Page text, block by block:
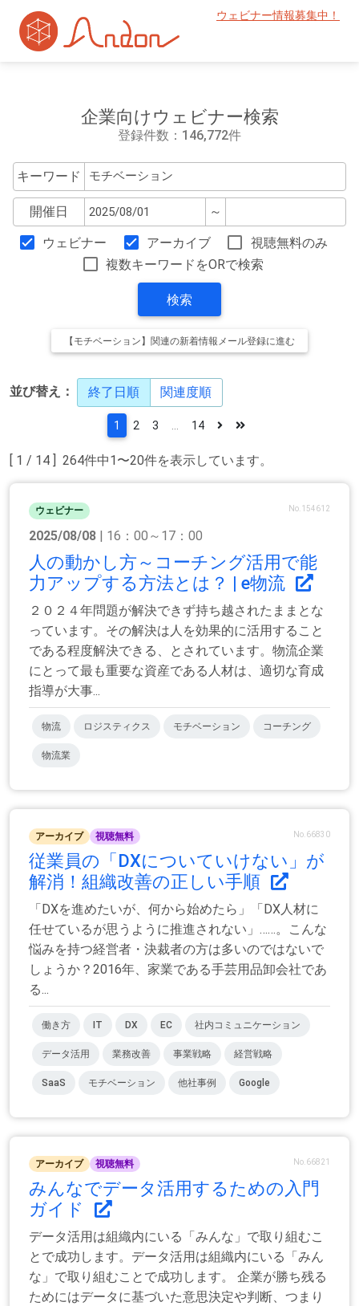
ウェビナー情報募集中！
企業向けウェビナー検索
登録件数：146,772件
キーワード
開催日 ～
ウェビナー アーカイブ
視聴無料のみ
複数キーワードをORで検索
検索
【モチベーション】関連の新着情報メール登録に進む
並び替え： 終了日順 関連度順
[ 1 / 14 ] 264件中1〜20件を表示しています。
1 2 3 14
ウェビナー No.154612
2025/08/08 | 16：00～17：00
人の動かし方～コーチング活用で能
力アップする方法とは？ | e物流
２０２４年問題が解決できず持ち越されたままとな
っています。その解決は人を効果的に活用すること
である程度解決できる、とされています。物流企業
にとって最も重要な資産である人材は、適切な育成
指導が大事...
物流 ロジスティクス モチベーション コーチング
物流業
アーカイブ 視聴無料 No.66830
従業員の「DXについていけない」が
解消！組織改善の正しい手順
「DXを進めたいが、何から始めたら」「DX人材に
任せているが思うように推進されない」……。こんな
悩みを持つ経営者・決裁者の方は多いのではないで
しょうか？2016年、家業である手芸用品卸会社であ
る...
働き方 IT DX EC 社内コミュニケーション
データ活用 業務改善 事業戦略 経営戦略
SaaS モチベーション 他社事例 Google
アーカイブ 視聴無料 No.66821
みんなでデータ活用するための入門
ガイド
データ活用は組織内にいる「みんな」で取り組むこ
とで成功します。データ活用は組織内にいる「みん
な」で取り組むことで成功します。 企業が勝ち残る
ためにはデータに基づいた意思決定や判断、つまり